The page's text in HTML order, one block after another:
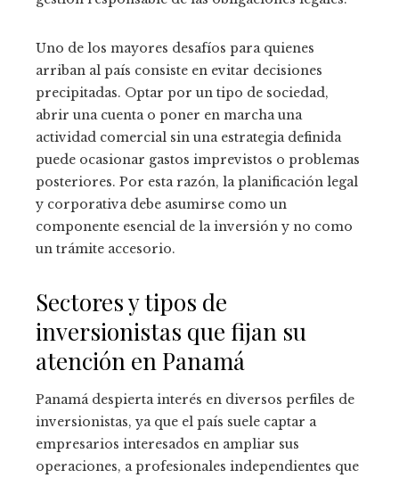
Uno de los mayores desafíos para quienes
arriban al país consiste en evitar decisiones
precipitadas. Optar por un tipo de sociedad,
abrir una cuenta o poner en marcha una
actividad comercial sin una estrategia definida
puede ocasionar gastos imprevistos o problemas
posteriores. Por esta razón, la planificación legal
y corporativa debe asumirse como un
componente esencial de la inversión y no como
un trámite accesorio.
Sectores y tipos de
inversionistas que fijan su
atención en Panamá
Panamá despierta interés en diversos perfiles de
inversionistas, ya que el país suele captar a
empresarios interesados en ampliar sus
operaciones, a profesionales independientes que